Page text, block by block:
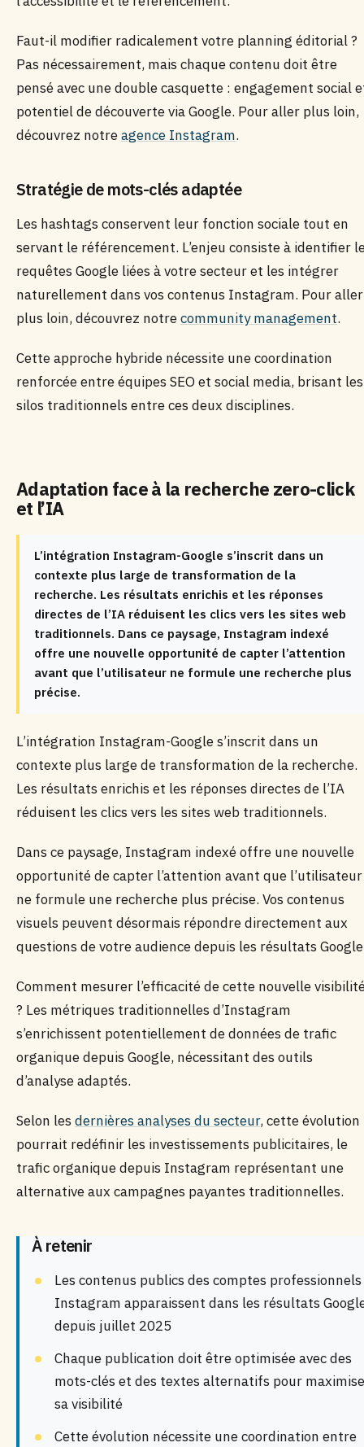
Faut-il modifier radicalement votre planning éditorial ?
Pas nécessairement, mais chaque contenu doit être
pensé avec une double casquette : engagement social
potentiel de découverte via Google. Pour aller plus loin,
découvrez notreagence Instagram.
Stratégie de mots-clés adaptée
Les hashtags conservent leur fonction sociale tout en
servant le référencement. L’enjeu consiste à identifier
requêtes Google liées à votre secteur et les intégrer
naturellement dans vos contenus Instagram. Pour aller
plus loin, découvrez notrecommunity management.
Cette approche hybride nécessite une coordination
renforcée entre équipes SEO et social media, brisant les
silos traditionnels entre ces deux disciplines.
Adaptation face à la recherche zero-click
et l’IA
L’intégration Instagram-Google s’inscrit dans un
contexte plus large de transformation de la
recherche. Les résultats enrichis et les réponses
directes de l’IA réduisent les clics vers les sites web
traditionnels. Dans ce paysage, Instagram indexé
offre une nouvelle opportunité de capter l’attention
avant que l’utilisateur ne formule une recherche plus
précise.
L’intégration Instagram-Google s’inscrit dans un
contexte plus large de transformation de la recherche.
Les résultats enrichis et les réponses directes de l’IA
réduisent les clics vers les sites web traditionnels.
Dans ce paysage, Instagram indexé offre une nouvelle
opportunité de capter l’attention avant que l’utilisateur
ne formule une recherche plus précise. Vos contenus
visuels peuvent désormais répondre directement aux
questions de votre audience depuis les résultats
Comment mesurer l’efficacité de cette nouvelle
? Les métriques traditionnelles d’Instagram
s’enrichissent potentiellement de données de trafic
organique depuis Google, nécessitant des outils
d’analyse adaptés.
Selon les dernières analyses du secteur, cette évolution
pourrait redéfinir les investissements publicitaires, le
trafic organique depuis Instagram représentant une
alternative aux campagnes payantes traditionnelles.
À retenir
Les contenus publics des comptes professionnels
Instagram apparaissent dans les résultats
depuis juillet 2025
Chaque publication doit être optimisée avec des
mots-clés et des textes alternatifs pour
sa visibilité
Cette évolution nécessite une coordination entre